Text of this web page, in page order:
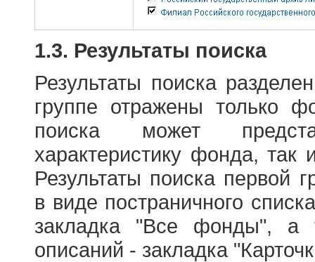
1.3. Результаты поиска
Результаты поиска
группе отражены только
поиска может
характеристику фонда,
Результаты поиска первой
в виде постраничного
закладка "Все фонды", а
описаний - закладка